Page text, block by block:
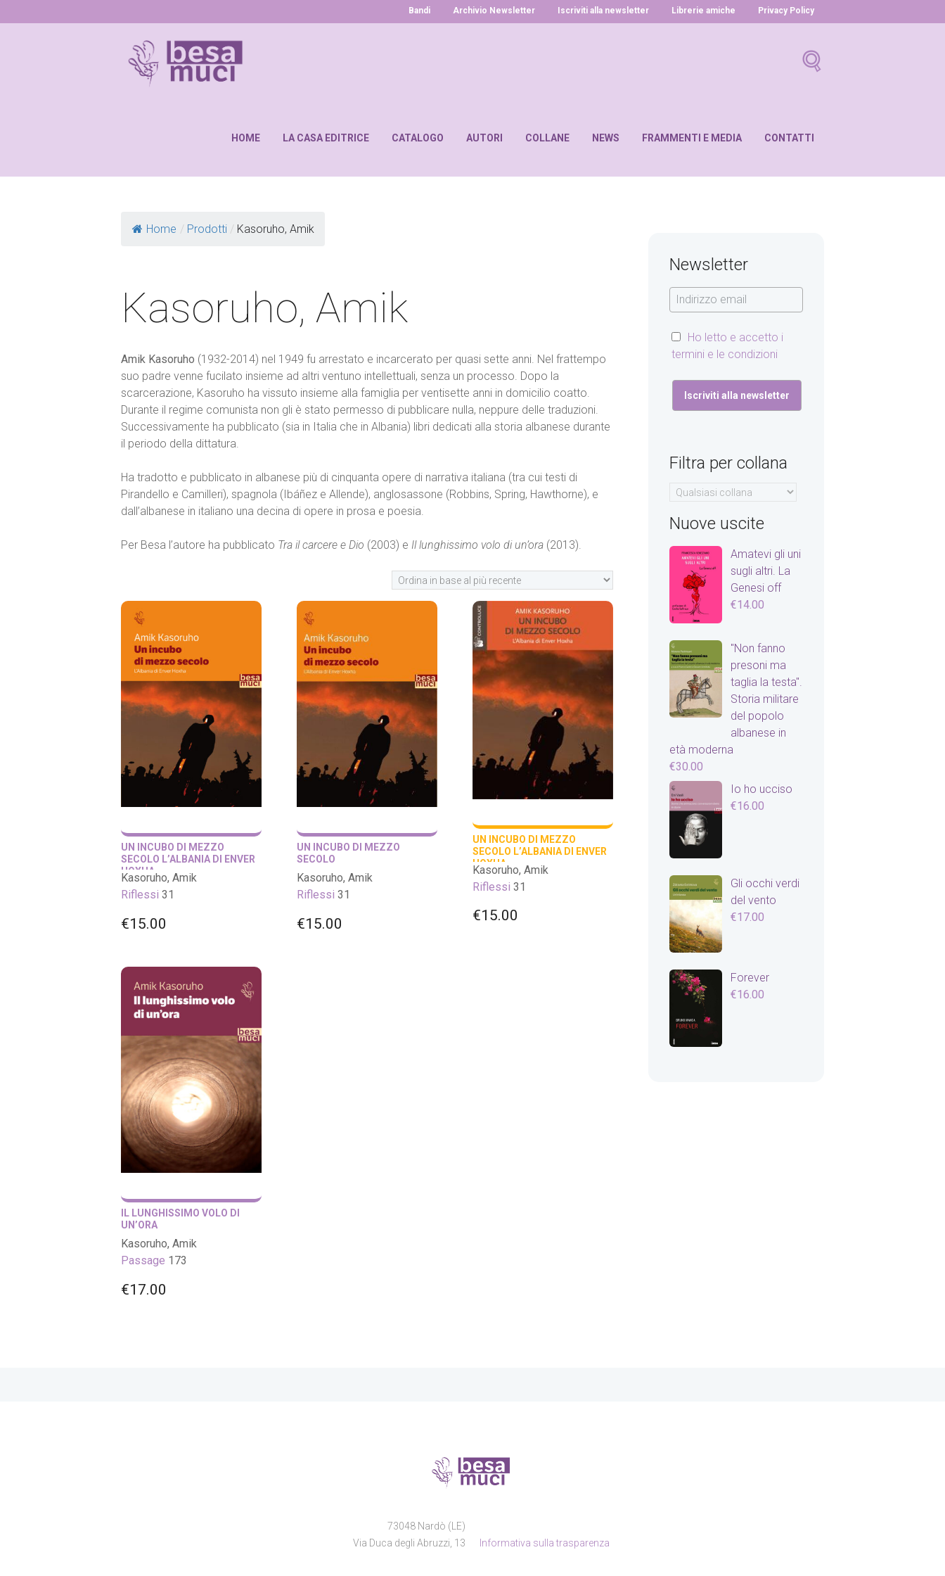
Bandi Archivio Newsletter Iscriviti alla newsletter Librerie amiche Privacy Policy
HOME LA CASA EDITRICE CATALOGO AUTORI COLLANE NEWS FRAMMENTI E MEDIA CONTATTI
Home / Prodotti / Kasoruho, Amik
Kasoruho, Amik
Amik Kasoruho (1932-2014) nel 1949 fu arrestato e incarcerato per quasi sette anni. Nel frattempo
suo padre venne fucilato insieme ad altri ventuno intellettuali, senza un processo. Dopo la
scarcerazione, Kasoruho ha vissuto insieme alla famiglia per ventisette anni in domicilio coatto.
Durante il regime comunista non gli è stato permesso di pubblicare nulla, neppure delle traduzioni.
Successivamente ha pubblicato (sia in Italia che in Albania) libri dedicati alla storia albanese durante
il periodo della dittatura.
Ha tradotto e pubblicato in albanese più di cinquanta opere di narrativa italiana (tra cui testi di
Pirandello e Camilleri), spagnola (Ibáñez e Allende), anglosassone (Robbins, Spring, Hawthorne), e
dall’albanese in italiano una decina di opere in prosa e poesia.
Per Besa l’autore ha pubblicato Tra il carcere e Dio (2003) e Il lunghissimo volo di un’ora (2013).
UN INCUBO DI MEZZO
SECOLO L’ALBANIA DI ENVER
HOXHA
Kasoruho, Amik
Riflessi 31
€15.00
UN INCUBO DI MEZZO
SECOLO
Kasoruho, Amik
Riflessi 31
€15.00
UN INCUBO DI MEZZO
SECOLO L’ALBANIA DI ENVER
HOXHA
Kasoruho, Amik
Riflessi 31
€15.00
IL LUNGHISSIMO VOLO DI
UN’ORA
Kasoruho, Amik
Passage 173
€17.00
Newsletter
Ho letto e accetto i
termini e le condizioni
Filtra per collana
Nuove uscite
Amatevi gli uni
sugli altri. La
Genesi off
€14.00
"Non fanno
presoni ma
taglia la testa".
Storia militare
del popolo
albanese in
età moderna
€30.00
Io ho ucciso
€16.00
Gli occhi verdi
del vento
€17.00
Forever
€16.00
Informativa sulla trasparenza
73048 Nardò (LE)
Via Duca degli Abruzzi, 13